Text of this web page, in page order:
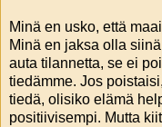
Minä en usko, että
Minä en jaksa olla
auta tilannetta, se ei
tiedämme. Jos
tiedä, olisiko elämä
positiivisempi. Mutta